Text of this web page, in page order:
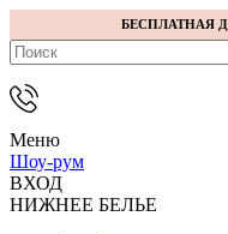
БЕСПЛАТНАЯ
Меню
Шоу-рум
ВХОД
НИЖНЕЕ БЕЛЬЕ